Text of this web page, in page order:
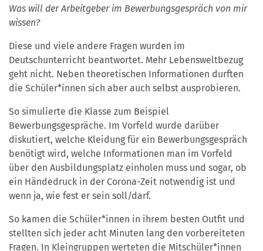
Was will der Arbeitgeber im Bewerbungsgespräch von mir
wissen?
Diese und viele andere Fragen wurden im
Deutschunterricht beantwortet. Mehr Lebensweltbezug
geht nicht. Neben theoretischen Informationen durften
die Schüler*innen sich aber auch selbst ausprobieren.
So simulierte die Klasse zum Beispiel
Bewerbungsgespräche. Im Vorfeld wurde darüber
diskutiert, welche Kleidung für ein Bewerbungsgespräch
benötigt wird, welche Informationen man im Vorfeld
über den Ausbildungsplatz einholen muss und sogar, ob
ein Händedruck in der Corona-Zeit notwendig ist und
wenn ja, wie fest er sein soll/darf.
So kamen die Schüler*innen in ihrem besten Outfit und
stellten sich jeder acht Minuten lang den vorbereiteten
Fragen. In Kleingruppen werteten die Mitschüler*innen